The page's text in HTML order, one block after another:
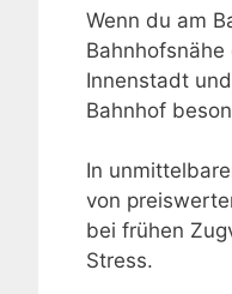
Wenn du am
Innenstadt
Bahnhof
In
von
bei frühen
Stress.